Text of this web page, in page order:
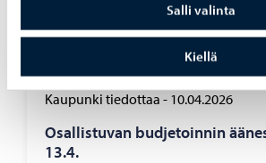
Salli valinta
Kiellä
Kaupunki tiedottaa - 10.04.2026
Osal­lis­tu­van bud­je­toin­nin
13.4.